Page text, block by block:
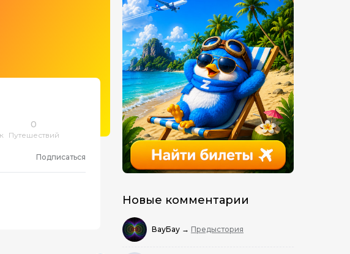
Новые комментарии
ВауБау → Предыстория
0
Путешествий
Подписаться